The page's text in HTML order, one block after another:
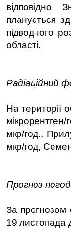
відповідно.
планується
підводного
області.
Радіаційний
На території
мкр/год.,
мкр/год,
Прогноз
За прогнозом
19 листопада